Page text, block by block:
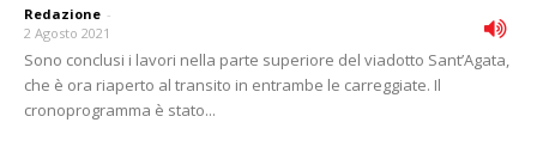
Redazione -
2 Agosto 2021
Sono conclusi i lavori nella parte superiore del viadotto Sant’Agata,
che è ora riaperto al transito in entrambe le carreggiate. Il
cronoprogramma è stato...